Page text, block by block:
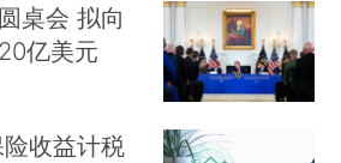
桌会 拟向
亿美元
收益计税